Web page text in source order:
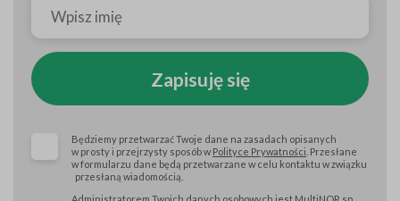
Zapisuję się
Będziemy przetwarzać Twoje dane na zasadach opisanych
w prosty i przejrzysty sposób wPolityce Prywatności . Przesłane
w formularzu dane będą przetwarzane w celu kontaktu w związku
przesłaną wiadomością.